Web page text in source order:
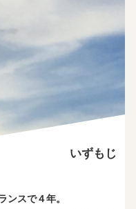
いずもじ
スで４年。